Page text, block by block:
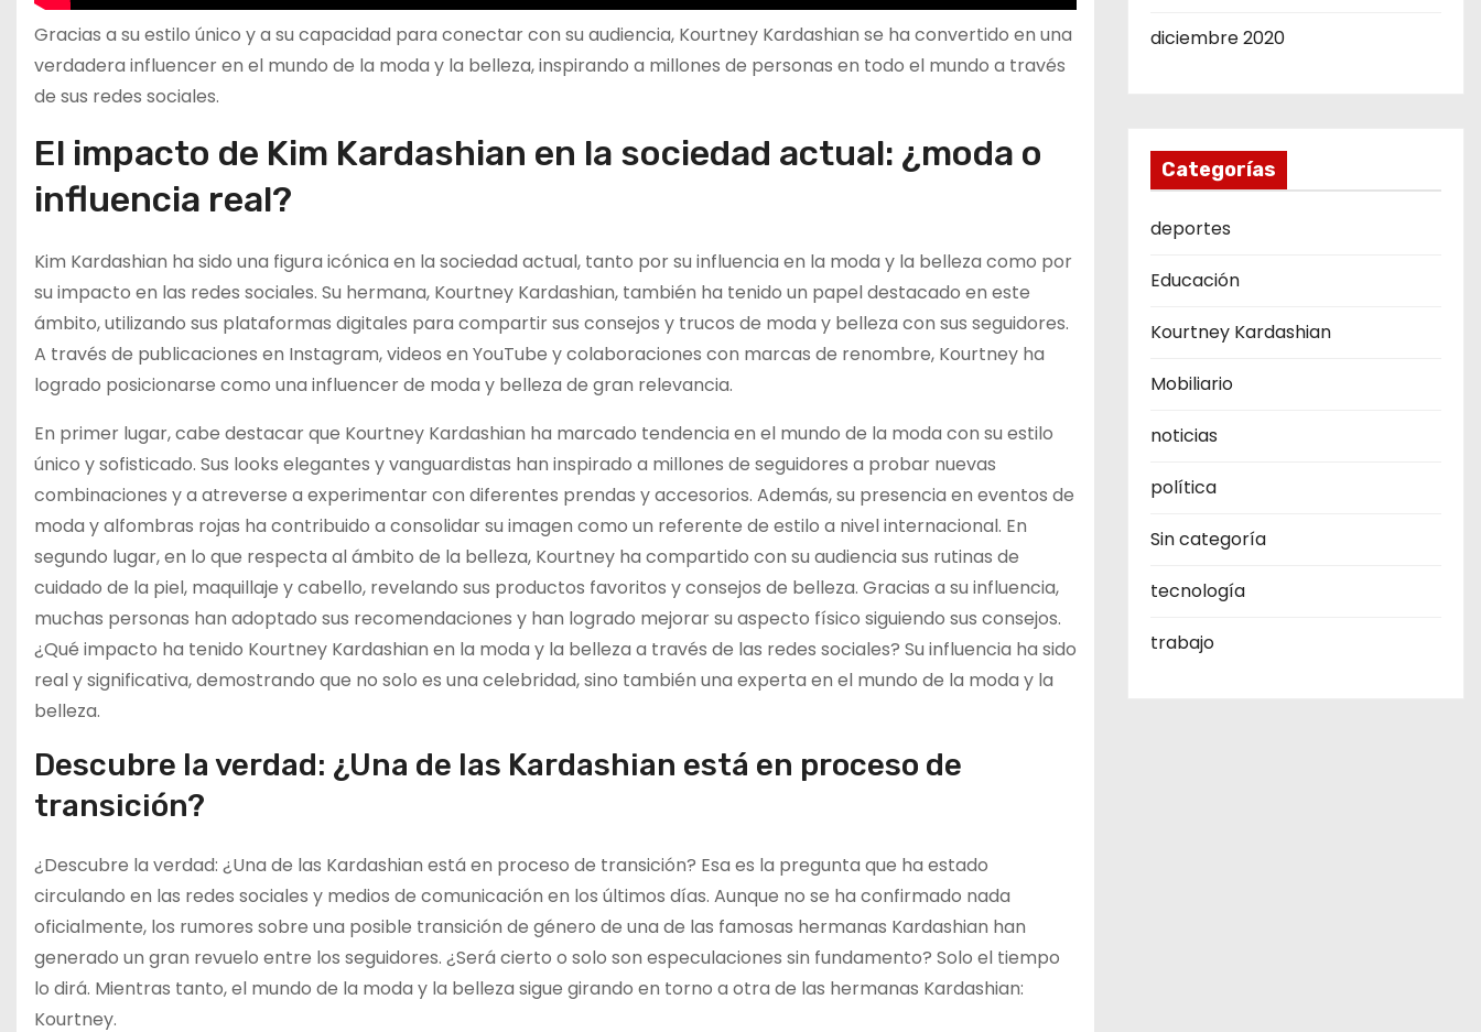
Gracias a su estilo único y a su capacidad para conectar con su audiencia, Kourtney Kardashian se ha convertido en una
verdadera influencer en el mundo de la moda y la belleza, inspirando a millones de personas en todo el mundo a través
de sus redes sociales.
El impacto de Kim Kardashian en la sociedad actual: ¿moda o
influencia real?
Kim Kardashian ha sido una figura icónica en la sociedad actual, tanto por su influencia en la moda y la belleza como por
su impacto en las redes sociales. Su hermana, Kourtney Kardashian, también ha tenido un papel destacado en este
ámbito, utilizando sus plataformas digitales para compartir sus consejos y trucos de moda y belleza con sus seguidores.
A través de publicaciones en Instagram, videos en YouTube y colaboraciones con marcas de renombre, Kourtney ha
logrado posicionarse como una influencer de moda y belleza de gran relevancia.
En primer lugar, cabe destacar que Kourtney Kardashian ha marcado tendencia en el mundo de la moda con su estilo
único y sofisticado. Sus looks elegantes y vanguardistas han inspirado a millones de seguidores a probar nuevas
combinaciones y a atreverse a experimentar con diferentes prendas y accesorios. Además, su presencia en eventos de
moda y alfombras rojas ha contribuido a consolidar su imagen como un referente de estilo a nivel internacional. En
segundo lugar, en lo que respecta al ámbito de la belleza, Kourtney ha compartido con su audiencia sus rutinas de
cuidado de la piel, maquillaje y cabello, revelando sus productos favoritos y consejos de belleza. Gracias a su influencia,
muchas personas han adoptado sus recomendaciones y han logrado mejorar su aspecto físico siguiendo sus consejos.
¿Qué impacto ha tenido Kourtney Kardashian en la moda y la belleza a través de las redes sociales? Su influencia ha sido
real y significativa, demostrando que no solo es una celebridad, sino también una experta en el mundo de la moda y la
belleza.
Descubre la verdad: ¿Una de las Kardashian está en proceso de
transición?
¿Descubre la verdad: ¿Una de las Kardashian está en proceso de transición? Esa es la pregunta que ha estado
circulando en las redes sociales y medios de comunicación en los últimos días. Aunque no se ha confirmado nada
oficialmente, los rumores sobre una posible transición de género de una de las famosas hermanas Kardashian han
generado un gran revuelo entre los seguidores. ¿Será cierto o solo son especulaciones sin fundamento? Solo el tiempo
lo dirá. Mientras tanto, el mundo de la moda y la belleza sigue girando en torno a otra de las hermanas Kardashian:
Kourtney.
diciembre 2020
Categorías
deportes
Educación
Kourtney Kardashian
Mobiliario
noticias
política
Sin categoría
tecnología
trabajo